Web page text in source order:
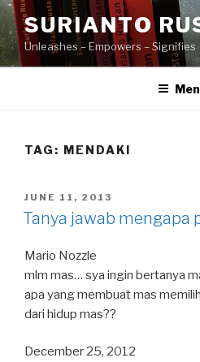
Skip
to
content
SURIANTO
Unleashes – Empowers – Signifies
TAG: MENDAKI
POSTED
ON
JUNE 11, 2013
Tanya jawab mengapa
Mario Nozzle
mlm mas… sya ingin bertanya
apa yang membuat mas
dari hidup mas??
December 25, 2012